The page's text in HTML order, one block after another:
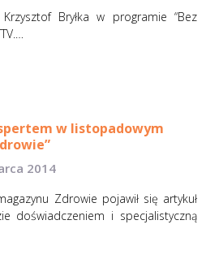
Bryłka w programie “Bez
w listopadowym
2014
Zdrowie pojawił się artykuł
doświadczeniem i specjalistyczną